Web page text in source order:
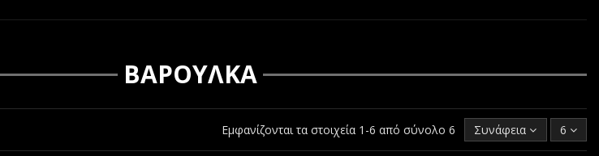
ΒΑΡΟΥΛΚΑ
Εμφανίζονται τα στοιχεία 1-6 από σύνολο 6 Συνάφεια 6